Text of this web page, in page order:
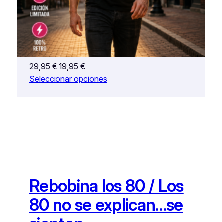
Rebobina los 80 – Camiseta Retro con
Actitud | Donde los Sueños se Hacen
Realidad
29,95€ El
precio
19,95 €El
precio
Seleccionar opciones
Rebobina los 80 / Los
80 no se explican…se